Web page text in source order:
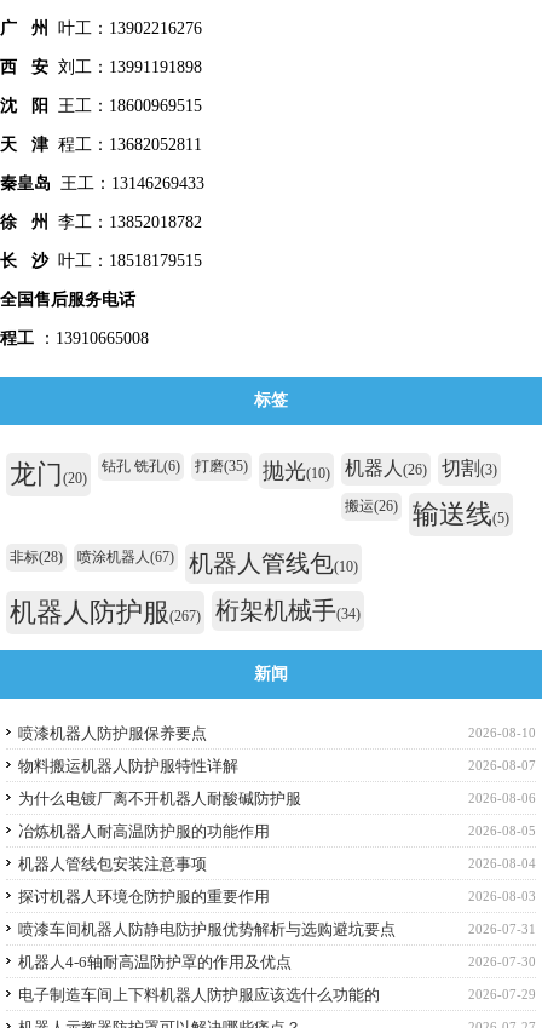
广 州 叶工：13902216276
西 安 刘工：13991191898
沈 阳 王工：18600969515
天 津 程工：13682052811
秦皇岛 王工：13146269433
徐 州 李工：13852018782
长 沙叶工：18518179515
全国售后服务电话
程工 ：13910665008
标签
龙门(20)
钻孔 铣孔(6) 打磨(35) 抛光(10) 机器人 (26) 切割 (3)
搬运(26) 输送线(5)
非标(28) 喷涂机器人(67) 机器人管线包(10)
机器人防护服(267) 桁架机械手(34)
新闻
2026-08-10
喷漆机器人防护服保养要点
2026-08-07
物料搬运机器人防护服特性详解
2026-08-06
为什么电镀厂离不开机器人耐酸碱防护服
2026-08-05
冶炼机器人耐高温防护服的功能作用
2026-08-04
机器人管线包安装注意事项
2026-08-03
探讨机器人环境仓防护服的重要作用
2026-07-31
喷漆车间机器人防静电防护服优势解析与选购避坑要点
2026-07-30
机器人4-6轴耐高温防护罩的作用及优点
2026-07-29
电子制造车间上下料机器人防护服应该选什么功能的